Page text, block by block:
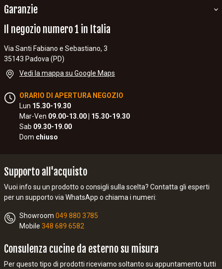
Garanzie
Il negozio numero 1 in Italia
Via Santi Fabiano e Sebastiano, 3
35143 Padova (PD)
Vedi la mappa su Google Maps
ORARIO DI APERTURA NEGOZIO
Lun 15.30-19.30
Mar-Ven 09.00-13.00 | 15.30-19.30
Sab 09.30-19.00
Dom chiuso
Supporto all'acquisto
Vuoi info su un prodotto o consigli sulla scelta? Contatta gli esperti
per un supporto via WhatsApp o chiama i numeri:
Showroom 049 880 3785
Mobile 348 689 6582
Consulenza cucine da esterno su misura
Per questo tipo di prodotti riceviamo soltanto su appuntamento tutti